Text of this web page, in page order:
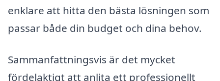
enklare att hitta den bästa lösningen som
passar både din budget och dina behov.
Sammanfattningsvis är det mycket
fördelaktigt att anlita ett professionellt